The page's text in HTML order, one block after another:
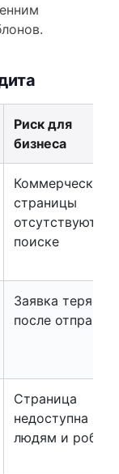
Риск для
бизнеса
Коммерческие
страницы
отсутствуют в
поиске
Заявка
после отправки
Страница
недоступна
людям и роботу